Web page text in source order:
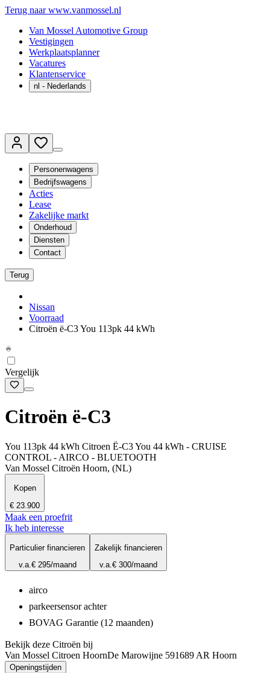
Terug naar www.vanmossel.nl
Van Mossel Automotive Group
Vestigingen
Werkplaatsplanner
Vacatures
Klantenservice
nl - Nederlands
Personenwagens
Bedrijfswagens
Acties
Lease
Zakelijke markt
Onderhoud
Diensten
Contact
Terug
Nissan
Voorraad
Citroën ë-C3 You 113pk 44 kWh
Vergelijk
Citroën ë-C3
You 113pk 44 kWh Citroen Ë-C3 You 44 kWh - CRUISE
CONTROL - AIRCO - BLUETOOTH
Van Mossel Citroën Hoorn, (NL)
Kopen
€ 23.900
Maak een proefrit
Ik heb interesse
Particulier financieren
v.a.€ 295/maand
Zakelijk financieren
v.a.€ 300/maand
airco
parkeersensor achter
BOVAG Garantie (12 maanden)
Bekijk deze Citroën bij
Van Mossel Citroen HoornDe Marowijne 591689 AR Hoorn
Openingstijden